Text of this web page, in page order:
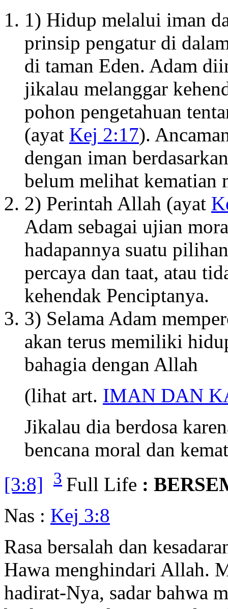
1) Hidup melalui iman
prinsip pengatur di
di taman Eden. Adam
jikalau melanggar
pohon pengetahuan
(ayat Kej 2:17).
dengan iman
belum melihat kematian
2) Perintah Allah (ayat
Adam sebagai ujian
hadapannya suatu
percaya dan taat, atau
kehendak Penciptanya.
3) Selama Adam
akan terus memiliki
bahagia dengan Allah
(lihat art. IMAN DAN
Jikalau dia berdosa
bencana moral dan
[3:8]
3 Full Life :
Nas : Kej 3:8
Rasa bersalah dan
Hawa menghindari Allah.
hadirat-Nya, sadar bahwa